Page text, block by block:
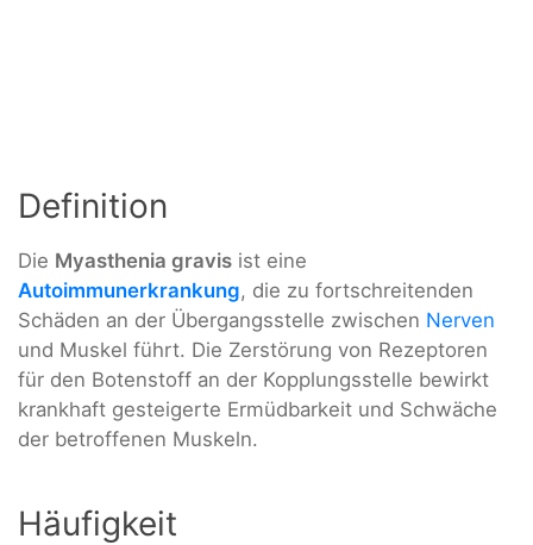
Definition
Die Myasthenia gravis ist eine
Autoimmunerkrankung, die zu fortschreitenden
Schäden an der Übergangsstelle zwischen Nerven
und Muskel führt. Die Zerstörung von Rezeptoren
für den Botenstoff an der Kopplungsstelle bewirkt
krankhaft gesteigerte Ermüdbarkeit und Schwäche
der betroffenen Muskeln.
Häufigkeit